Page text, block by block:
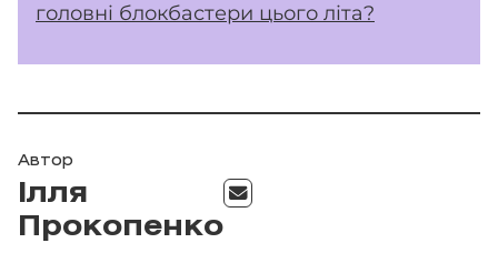
головні блокбастери цього літа?
Автор
Ілля
Прокопенко